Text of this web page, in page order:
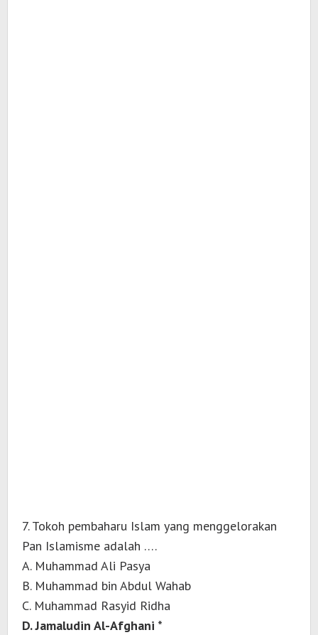
7. Tokoh pembaharu Islam yang menggelorakan
Pan Islamisme adalah ….
A. Muhammad Ali Pasya
B. Muhammad bin Abdul Wahab
C. Muhammad Rasyid Ridha
D. Jamaludin Al-Afghani *